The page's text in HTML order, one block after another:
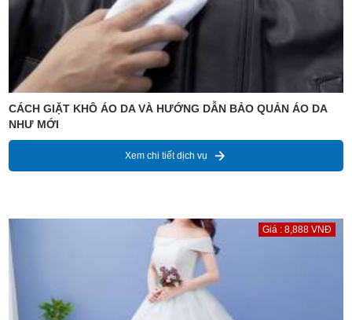
CÁCH GIẶT KHÔ ÁO DA VÀ HƯỚNG DẪN BẢO QUẢN ÁO DA
NHƯ MỚI
Xem chi tiết dịch vụ
Giá : 8,888 VNĐ